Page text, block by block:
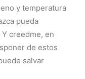
y temperatura
pueda
creedme, en
de estos
salvar